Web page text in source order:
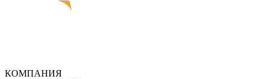
КОМПАНИЯ